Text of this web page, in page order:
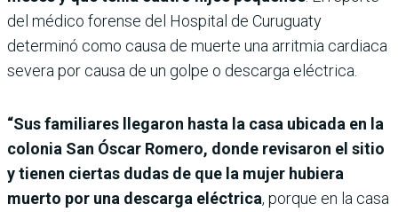
del médico forense del Hospital de Curuguaty
determinó como causa de muerte una arritmia cardiaca
severa por causa de un golpe o descarga eléctrica.
“Sus familiares llegaron hasta la casa ubicada en la
colonia San Óscar Romero, donde revisaron el sitio
y tienen ciertas dudas de que la mujer hubiera
muerto por una descarga eléctrica, porque en la casa